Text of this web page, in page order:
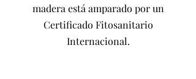
madera está amparado por un
Certificado Fitosanitario
Internacional.